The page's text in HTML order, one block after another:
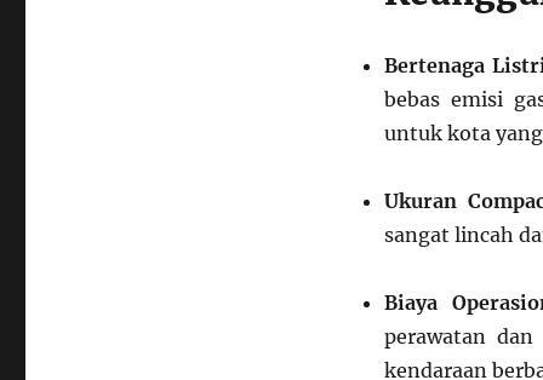
Bertenaga
bebas emisi
untuk kota
Ukuran
sangat lincah
Biaya
perawatan
kendaraan